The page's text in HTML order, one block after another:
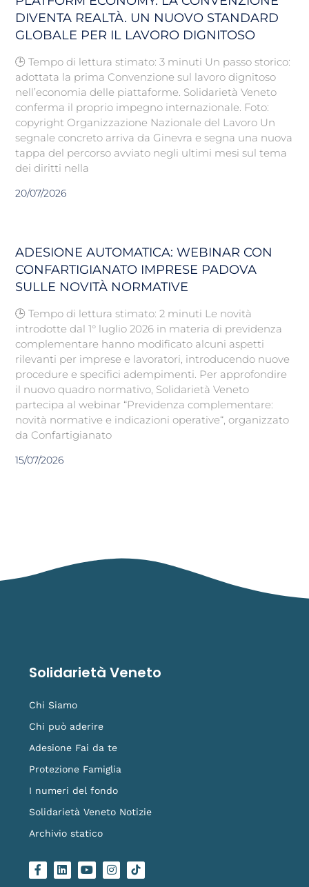
DIVENTA REALTÀ. UN NUOVO STANDARD
GLOBALE PER IL LAVORO DIGNITOSO
🕒 Tempo di lettura stimato: 3 minuti Un passo storico:
adottata la prima Convenzione sul lavoro dignitoso
nell’economia delle piattaforme. Solidarietà Veneto
conferma il proprio impegno internazionale. Foto:
copyright Organizzazione Nazionale del Lavoro Un
segnale concreto arriva da Ginevra e segna una nuova
tappa del percorso avviato negli ultimi mesi sul tema
dei diritti nella
20/07/2026
ADESIONE AUTOMATICA: WEBINAR CON
CONFARTIGIANATO IMPRESE PADOVA
SULLE NOVITÀ NORMATIVE
🕒 Tempo di lettura stimato: 2 minuti Le novità
introdotte dal 1° luglio 2026 in materia di previdenza
complementare hanno modificato alcuni aspetti
rilevanti per imprese e lavoratori, introducendo nuove
procedure e specifici adempimenti. Per approfondire
il nuovo quadro normativo, Solidarietà Veneto
partecipa al webinar “Previdenza complementare:
novità normative e indicazioni operative“, organizzato
da Confartigianato
15/07/2026
Solidarietà Veneto
Chi Siamo
Chi può aderire
Adesione Fai da te
Protezione Famiglia
I numeri del fondo
Solidarietà Veneto Notizie
Archivio statico
F
a
L
i
Y
o
I
n
L
o